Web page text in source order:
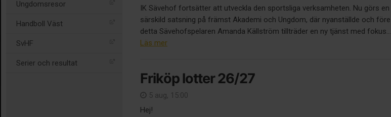
Ungdomsresor
Handboll Väst
SvHF
Serier och resultat
IK Sävehof fortsätter att utveckla den sportsliga verksamheten. Nu görs en
särskild satsning på främst Akademi och Ungdom, där nyanställde och före
detta Sävehofspelaren Amanda Källström tillträder en ny tjänst med fokus...
Läs mer
Friköp lotter 26/27
5 aug, 15:00
Hej!